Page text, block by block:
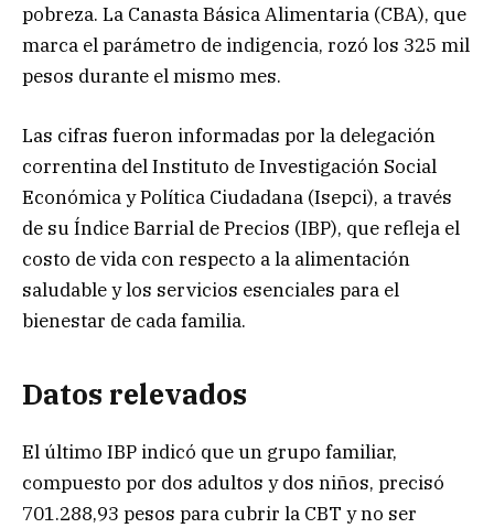
pobreza. La Canasta Básica Alimentaria (CBA), que
marca el parámetro de indigencia, rozó los 325 mil
pesos durante el mismo mes.
Las cifras fueron informadas por la delegación
correntina del Instituto de Investigación Social
Económica y Política Ciudadana (Isepci), a través
de su Índice Barrial de Precios (IBP), que refleja el
costo de vida con respecto a la alimentación
saludable y los servicios esenciales para el
bienestar de cada familia.
Datos relevados
El último IBP indicó que un grupo familiar,
compuesto por dos adultos y dos niños, precisó
701.288,93 pesos para cubrir la CBT y no ser